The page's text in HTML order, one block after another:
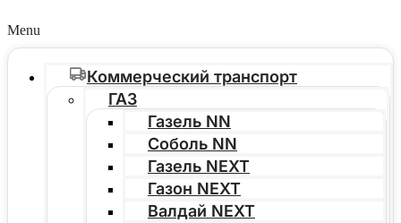
Menu
Коммерческий транспорт
ГАЗ
Газель NN
Соболь NN
Газель NEXT
Газон NEXT
Валдай NEXT